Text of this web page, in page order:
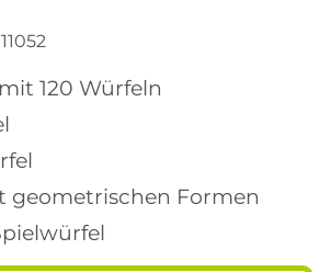
11052
120 Würfeln
geometrischen Formen